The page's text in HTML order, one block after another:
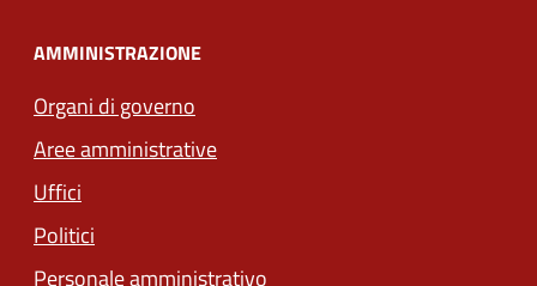
AMMINISTRAZIONE
Organi di governo
Aree amministrative
Uffici
Politici
Personale amministrativo